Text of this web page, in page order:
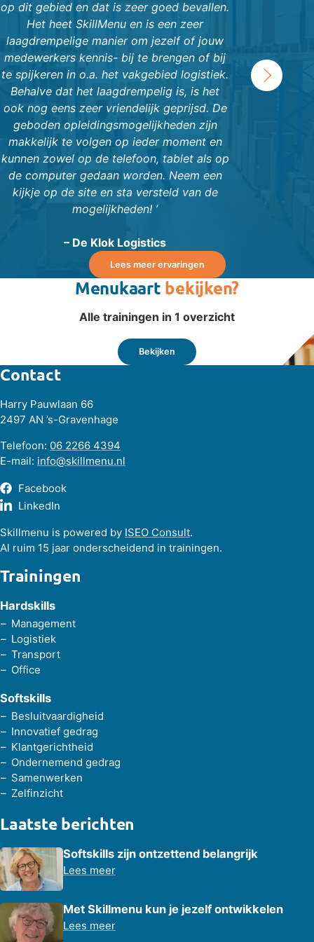
op dit gebied en dat is zeer goed bevallen.
Het heet SkillMenu en is een zeer
laagdrempelige manier om jezelf of jouw
medewerkers kennis- bij te brengen of bij
te spijkeren in o.a. het vakgebied logistiek.
Behalve dat het laagdrempelig is, is het
ook nog eens zeer vriendelijk geprijsd. De
geboden opleidingsmogelijkheden zijn
makkelijk te volgen op ieder moment en
kunnen zowel op de telefoon, tablet als op
de computer gedaan worden. Neem een
kijkje op de site en sta versteld van de
mogelijkheden! ’
– De Klok Logistics
we de
optimaal
›
Lees meer ervaringen
Menukaart bekijken?
Alle trainingen in 1 overzicht
Bekijken
Contact
Harry Pauwlaan 66
2497 AN ’s-Gravenhage
Telefoon: 06 2266 4394
E-mail: info@skillmenu.nl
Facebook
LinkedIn
Skillmenu is powered by ISEO Consult.
Al ruim 15 jaar onderscheidend in trainingen.
Trainingen
Hardskills
Management
Logistiek
Transport
Office
Softskills
Besluitvaardigheid
Innovatief gedrag
Klantgerichtheid
Ondernemend gedrag
Samenwerken
Zelfinzicht
Laatste berichten
Softskills zijn ontzettend belangrijk
Lees meer
Met Skillmenu kun je jezelf ontwikkelen
Lees meer